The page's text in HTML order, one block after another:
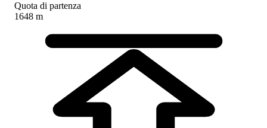
Quota di partenza
1648 m